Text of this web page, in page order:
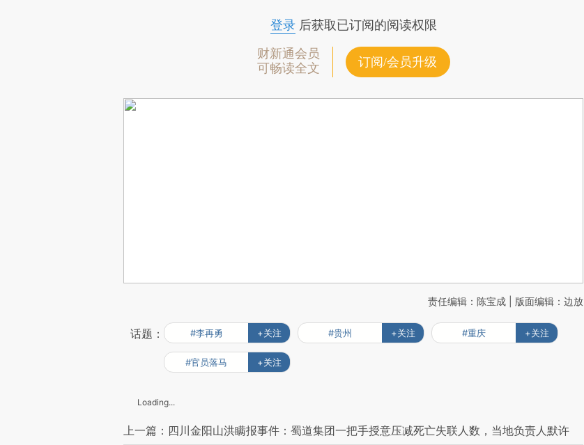
登录后获取已订阅的阅读权限
财新通会员
可畅读全文
订阅/会员升级
责任编辑：陈宝成 | 版面编辑：边放
话题： #李再勇 +关注 #贵州 +关注 #重庆 +关注
#官员落马 +关注
Loading...
上一篇：四川金阳山洪瞒报事件：蜀道集团一把手授意压减死亡失联人数，当地负责人默许